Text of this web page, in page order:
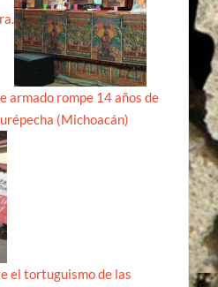
armado rompe 14 años de
(Michoacán)
el tortuguismo de las